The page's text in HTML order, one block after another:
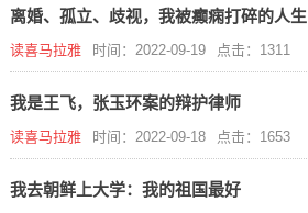
离婚、孤立、歧视，我被癫痫打碎的人生
读喜马拉雅 时间：2022-09-19 点击：1311
我是王飞，张玉环案的辩护律师
读喜马拉雅 时间：2022-09-18 点击：1653
我去朝鲜上大学：我的祖国最好